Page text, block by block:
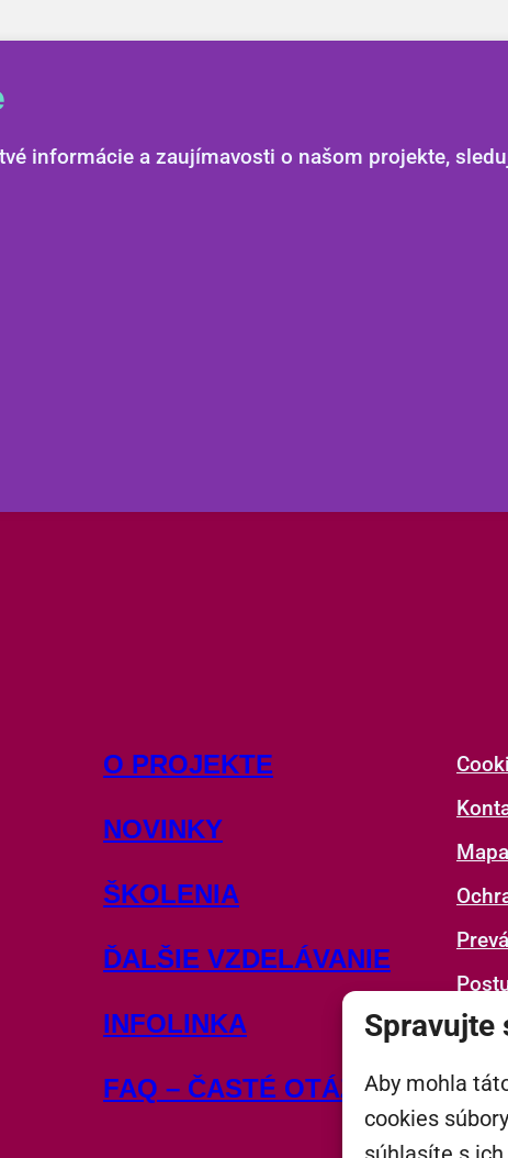
Spravujte
Aby mohla
cookies
informácie a zaujímavosti o našom projekte,
O PROJEKTE
NOVINKY
ŠKOLENIA
ĎALŠIE VZDELÁVANIE
INFOLINKA
FAQ – ČASTÉ OTÁZKY